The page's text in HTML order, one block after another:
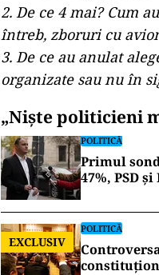
2. ⁠De ce 4 mai? Cum
întreb, zboruri cu
3. ⁠De ce au anulat
organizate sau nu în
„Niște politicieni
POLITICĂ
Primul
47%, PSD
EXCLUSIV
POLITICĂ